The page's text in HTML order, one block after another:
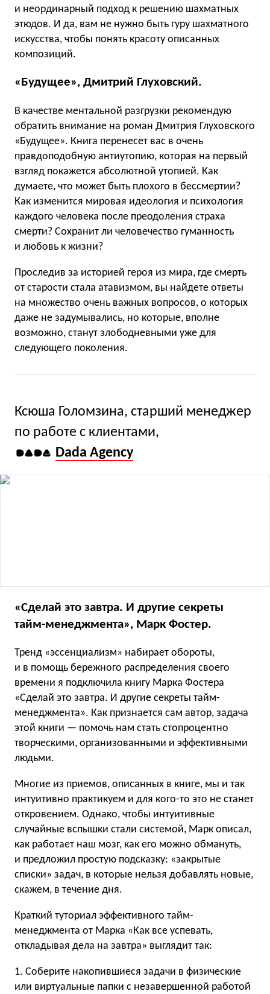
и неординарный подход к решению шахматных
этюдов. И да, вам не нужно быть гуру шахматного
искусства, чтобы понять красоту описанных
композиций.
«Будущее», Дмитрий Глуховский.
В качестве ментальной разгрузки рекомендую
обратить внимание на роман Дмитрия Глуховского
«Будущее». Книга перенесет вас в очень
правдоподобную антиутопию, которая на первый
взгляд покажется абсолютной утопией. Как
думаете, что может быть плохого в бессмертии?
Как изменится мировая идеология и психология
каждого человека после преодоления страха
смерти? Сохранит ли человечество гуманность
и любовь к жизни?
Проследив за историей героя из мира, где смерть
от старости стала атавизмом, вы найдете ответы
на множество очень важных вопросов, о которых
даже не задумывались, но которые, вполне
возможно, станут злободневными уже для
следующего поколения.
Ксюша Голомзина, старший менеджер
по работе с клиентами,
Dada Agency
«Сделай это завтра. И другие секреты
тайм-менеджмента», Марк Фостер.
Тренд «эссенциализм» набирает обороты,
и в помощь бережного распределения своего
времени я подключила книгу Марка Фостера
«Сделай это завтра. И другие секреты тайм-
менеджмента». Как признается сам автор, задача
этой книги — помочь нам стать стопроцентно
творческими, организованными и эффективными
людьми.
Многие из приемов, описанных в книге, мы и так
интуитивно практикуем и для кого-то это не станет
откровением. Однако, чтобы интуитивные
случайные вспышки стали системой, Марк описал,
как работает наш мозг, как его можно обмануть,
и предложил простую подсказку: «закрытые
списки» задач, в которые нельзя добавлять новые,
скажем, в течение дня.
Краткий туториал эффективного тайм-
менеджмента от Марка «Как все успевать,
откладывая дела на завтра» выглядит так:
1. Соберите накопившиеся задачи в физические
или виртуальные папки с незавершенной работой